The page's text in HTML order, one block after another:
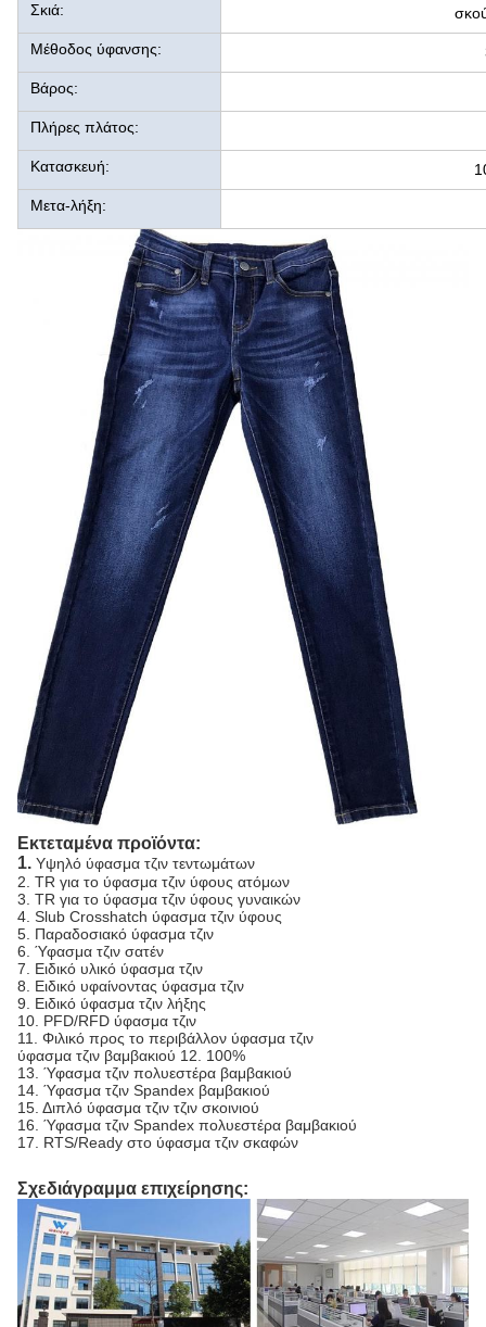
Σκιά:
Μέθοδος ύφανσης:
Βάρος:
Πλήρες πλάτος:
Κατασκευή:
Μετα-λήξη:
Εκτεταμένα προϊόντα:
1. Υψηλό ύφασμα τζιν τεντωμάτων
2. TR για το ύφασμα τζιν ύφους ατόμων
3. TR για το ύφασμα τζιν ύφους γυναικών
4. Slub Crosshatch ύφασμα τζιν ύφους
5. Παραδοσιακό ύφασμα τζιν
6. Ύφασμα τζιν σατέν
7. Ειδικό υλικό ύφασμα τζιν
8. Ειδικό υφαίνοντας ύφασμα τζιν
9. Ειδικό ύφασμα τζιν λήξης
10. PFD/RFD ύφασμα τζιν
11. Φιλικό προς το περιβάλλον ύφασμα τζιν
ύφασμα τζιν βαμβακιού 12. 100%
13. Ύφασμα τζιν πολυεστέρα βαμβακιού
14. Ύφασμα τζιν Spandex βαμβακιού
15. Διπλό ύφασμα τζιν τζιν σκοινιού
16. Ύφασμα τζιν Spandex πολυεστέρα βαμβακιού
17. RTS/Ready στο ύφασμα τζιν σκαφών
Σχεδιάγραμμα επιχείρησης: